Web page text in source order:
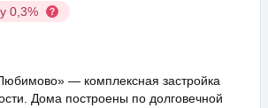
0,3%
— комплексная застройка
Дома построены по долговечной